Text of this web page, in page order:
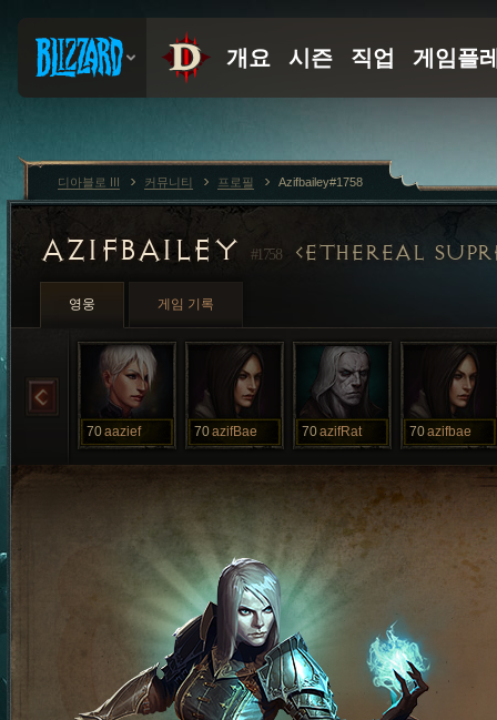
AZIFBAILEY #1758 ETHEREAL
영웅 게임 기록
70aazief 70azifBae 70azifRat 70azifbae
디아블로 III 커뮤니티 프로필 Azifbailey#1758